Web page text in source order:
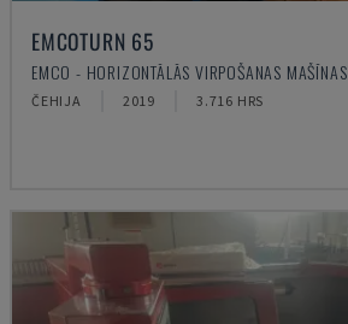
EMCOTURN 65
EMCO - HORIZONTĀLĀS VIRPOŠANAS MAŠĪNAS
ČEHIJA 2019 3.716 HRS